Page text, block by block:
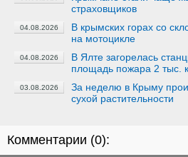
страховщиков
04.08.2026
В крымских горах со
на мотоцикле
04.08.2026
В Ялте загорелась
площадь пожара 2 тыс.
03.08.2026
За неделю в Крыму
сухой растительности
Комментарии (0):